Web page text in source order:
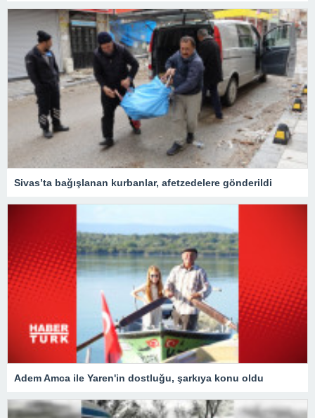
Sivas’ta bağışlanan kurbanlar, afetzedelere gönderildi
Adem Amca ile Yaren'in dostluğu, şarkıya konu oldu